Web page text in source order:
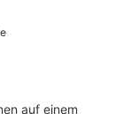
garen.
beachten.